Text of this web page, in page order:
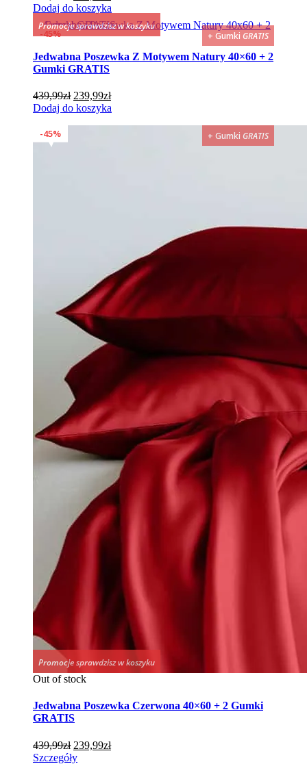
cena
wynosiła:
439,99zł.
cena
wynosi:
239,99zł.
Dodaj do koszyka
45%
Promocje sprawdzisz w koszyku
+ Gumki GRATIS
Jedwabna Poszewka Z Motywem Natury 40×60 + 2
Gumki GRATIS
439,99zł Pierwotna
cena
239,99złAktualna
cena
Dodaj do koszyka
45%
Promocje sprawdzisz w koszyku
+ Gumki GRATIS
Out of stock
Jedwabna Poszewka Czerwona 40×60 + 2 Gumki
GRATIS
439,99zł Pierwotna
cena
239,99złAktualna
Szczegóły